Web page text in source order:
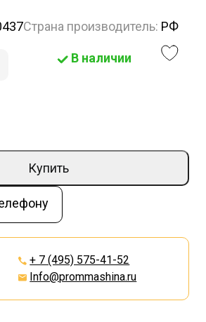
Страна производитель: РФ
В наличии
Купить
+ 7 (495) 575-41-52
Info@prommashina.ru